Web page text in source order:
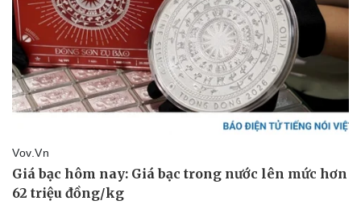
Pháp luật
Vụ án
Tin nóng
Tư vấn luật
Quân sự - Quốc phòng
Vũ khí
Việt Nam
Phân tích